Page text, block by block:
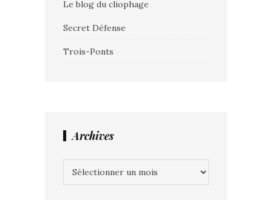
Le blog du cliophage
Secret Défense
Trois-Ponts
Archives